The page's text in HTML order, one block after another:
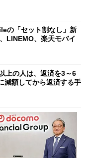
の「セット割なし」新
LINEMO、楽天モバイ
上の人は、返済を3～6
減額してから返済する手